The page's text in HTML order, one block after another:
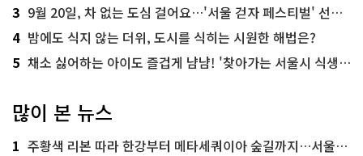
3 9월 20일, 차 없는 도심 걸어요…'서울 걷자 페스티벌' 선착순 5천명
4 밤에도 식지 않는 더위, 도시를 식히는 시원한 해법은?
5 채소 싫어하는 아이도 즐겁게 냠냠! '찾아가는 서울시 식생활 교육' 현장
많이 본 뉴스
1 주황색 리본 따라 한강부터 메타세쿼이아 숲길까지…서울둘레길 15코스